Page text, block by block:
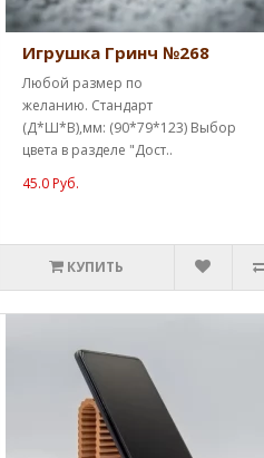
Игрушка Гринч №268
Любой размер по
желанию. Стандарт
(Д*Ш*В),мм: (90*79*123) Выбор
цвета в разделе "Дост..
45.0 Руб.
КУПИТЬ